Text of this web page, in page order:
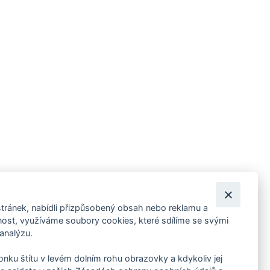
pozvánky na kulturní a sportovní akce?
nabídli přizpůsobený obsah nebo reklamu a
využíváme soubory cookies, které sdílíme se svými
štítu v levém dolním rohu obrazovky a kdykoliv jej